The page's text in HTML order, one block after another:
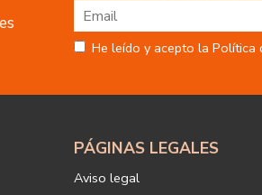
tratamiento:
Fin del tratamiento: mantener
nuestros servicios y productos a
actividad principal de la web,
Legitimación: está basada en el
Criterios de conservación de los
He leído y acepto la Política
PÁGINAS LEGALES
Aviso legal